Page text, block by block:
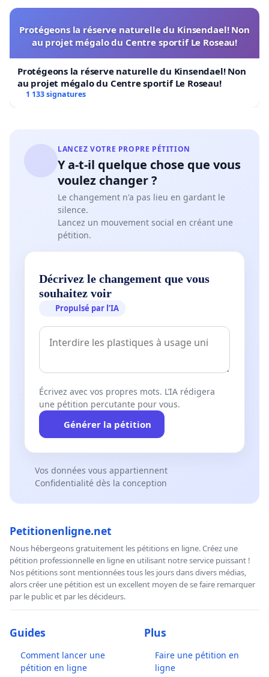
Protégeons la réserve naturelle du Kinsendael! Non
au projet mégalo du Centre sportif Le Roseau!
Protégeons la réserve naturelle du Kinsendael! Non
au projet mégalo du Centre sportif Le Roseau!
1 133 signatures
LANCEZ VOTRE PROPRE PÉTITION
Y a-t-il quelque chose que vous
voulez changer ?
Le changement n'a pas lieu en gardant le
silence.
Lancez un mouvement social en créant une
pétition.
Décrivez le changement que vous
souhaitez voir
Propulsé par l’IA
Écrivez avec vos propres mots. L’IA rédigera
une pétition percutante pour vous.
Générer la pétition
Vos données vous appartiennent
Confidentialité dès la conception
Petitionenligne.net
Nous hébergeons gratuitement les pétitions en ligne. Créez une
pétition professionnelle en ligne en utilisant notre service puissant !
Nos pétitions sont mentionnées tous les jours dans divers médias,
alors créer une pétition est un excellent moyen de se faire remarquer
par le public et par les décideurs.
Guides
Comment lancer une
pétition en ligne
Plus
Faire une pétition en
ligne